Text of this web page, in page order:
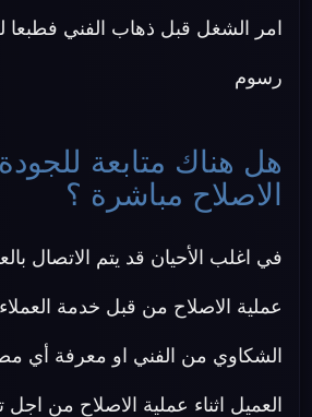
امر الشغل قبل ذهاب الفني
رسوم
هل هناك متابعة
الاصلاح مباشرة ؟
في اغلب الأحيان قد يتم الاتصال
عملية الاصلاح من قبل خدمة
الشكاوي من الفني او معرفة أي
العميل اثناء عملية الاصلاح من